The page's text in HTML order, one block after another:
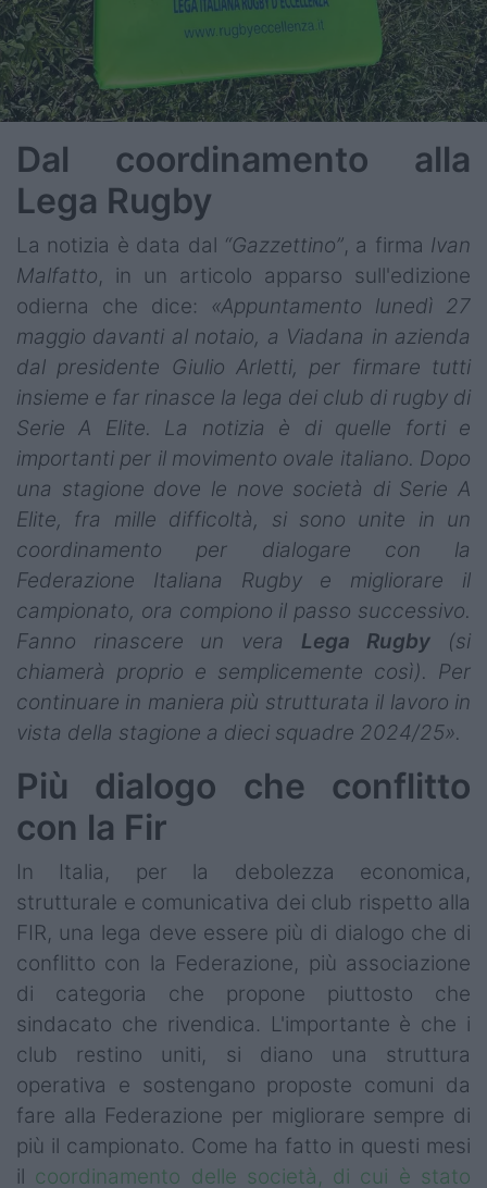
Dal coordinamento alla
Lega Rugby
La notizia è data dal “Gazzettino”, a firma Ivan
Malfatto, in un articolo apparso sull'edizione
odierna che dice: «Appuntamento lunedì 27
maggio davanti al notaio, a Viadana in azienda
dal presidente Giulio Arletti, per firmare tutti
insieme e far rinasce la lega dei club di rugby di
Serie A Elite. La notizia è di quelle forti e
importanti per il movimento ovale italiano. Dopo
una stagione dove le nove società di Serie A
Elite, fra mille difficoltà, si sono unite in un
coordinamento per dialogare con la
Federazione Italiana Rugby e migliorare il
campionato, ora compiono il passo successivo.
Fanno rinascere un vera Lega Rugby (si
chiamerà proprio e semplicemente così). Per
continuare in maniera più strutturata il lavoro in
vista della stagione a dieci squadre 2024/25».
Più dialogo che conflitto
con la Fir
In Italia, per la debolezza economica,
strutturale e comunicativa dei club rispetto alla
FIR, una lega deve essere più di dialogo che di
conflitto con la Federazione, più associazione
di categoria che propone piuttosto che
sindacato che rivendica. L'importante è che i
club restino uniti, si diano una struttura
operativa e sostengano proposte comuni da
fare alla Federazione per migliorare sempre di
più il campionato. Come ha fatto in questi mesi
il coordinamento delle società, di cui è stato